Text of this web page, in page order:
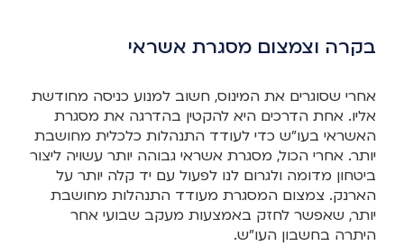
בקרה וצמצום מסגרת אשראי
אחרי שסוגרים את המינוס, חשוב למנוע כניסה מחודשת
אליו. אחת הדרכים היא להקטין בהדרגה את מסגרת
האשראי בעו"ש כדי לעודד התנהלות כלכלית מחושבת
יותר. אחרי הכול, מסגרת אשראי גבוהה יותר עשויה ליצור
ביטחון מדומה ולגרום לנו לפעול עם יד קלה יותר על
הארנק. צמצום המסגרת מעודד התנהלות מחושבת
יותר, שאפשר לחזק באמצעות מעקב שבועי אחר
היתרה בחשבון העו"ש.